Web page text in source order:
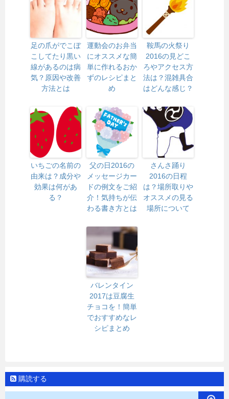
足の爪がでこぼ
こしてたり黒い
線があるのは病
気？原因や改善
方法とは
運動会のお弁当
にオススメな簡
単に作れるおか
ずのレシピまと
め
鞍馬の火祭り
2016の見どこ
ろやアクセス方
法は？混雑具合
はどんな感じ？
いちごの名前の
由来は？成分や
効果は何があ
る？
父の日2016の
メッセージカー
ドの例文をご紹
介！気持ちが伝
わる書き方とは
さんさ踊り
2016の日程
は？場所取りや
オススメの見る
場所について
バレンタイン
2017は豆腐生
チョコを！簡単
でおすすめなレ
シピまとめ
購読する